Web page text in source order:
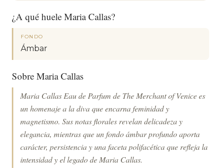
¿A qué huele Maria Callas?
FONDO
Ámbar
Sobre Maria Callas
Maria Callas Eau de Parfum de The Merchant of Venice es
un homenaje a la diva que encarna feminidad y
magnetismo. Sus notas florales revelan delicadeza y
elegancia, mientras que un fondo ámbar profundo aporta
carácter, persistencia y una faceta polifacética que refleja la
intensidad y el legado de Maria Callas.